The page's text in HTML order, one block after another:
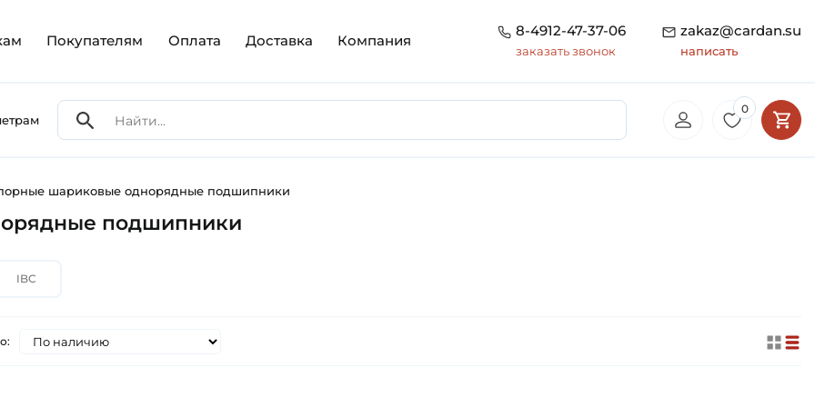
Покупателям Оплата Доставка Компания
8-4912-47-37-06
заказать звонок
zakaz@cardan.su
написать
0
шариковые однорядные подшипники
подшипники
IBC